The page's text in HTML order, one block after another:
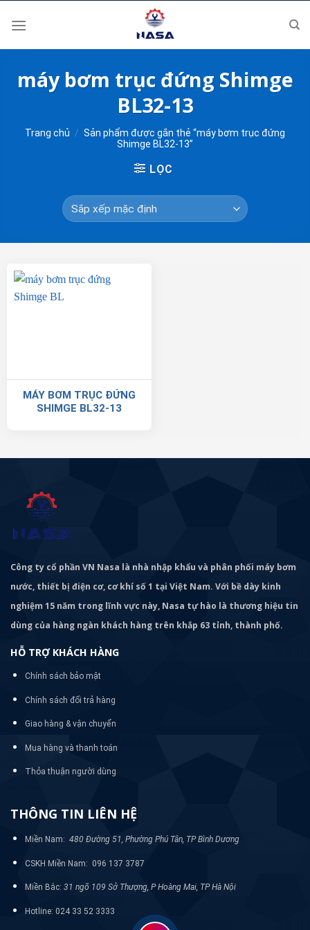
máy bơm trục đứng Shimge
BL32-13
Trang chủ / Sản phẩm được gắn thẻ “máy bơm trục đứng
Shimge BL32-13”
LỌC
MÁY BƠM TRỤC ĐỨNG
SHIMGE BL32-13
Công ty cổ phần VN Nasa là nhà nhập khẩu và phân phối máy bơm
nước, thiết bị điện cơ, cơ khí số 1 tại Việt Nam. Với bề dày kinh
nghiệm 15 năm trong lĩnh vực này, Nasa tự hào là thương hiệu tin
dùng của hàng ngàn khách hàng trên khắp 63 tỉnh, thành phố.
HỖ TRỢ KHÁCH HÀNG
Chính sách bảo mật
Chính sách đổi trả hàng
Giao hàng & vận chuyển
Mua hàng và thanh toán
Thỏa thuận người dùng
THÔNG TIN LIÊN HỆ
Miền Nam: 480 Đường 51, Phường Phú Tân, TP Bình Dương
CSKH Miền Nam: 096 137 3787
Miền Bắc: 31 ngõ 109 Sở Thượng, P Hoàng Mai, TP Hà Nội
Hotline: 024 33 52 3333